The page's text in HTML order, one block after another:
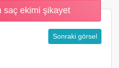
saç ekimi şikayet
Sonraki görsel